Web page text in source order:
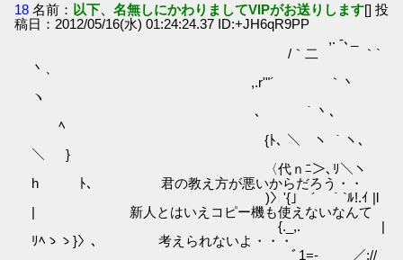
18 名前： 以下、名無しにかわりましてVIPがお送りします[] 投
稿日：2012/05/16(水) 01:24:24.37 ID:+JH6qR9PP
,. -､_
/｀二 ｀`
丶、
,.r'"´ ｀丶
ヽ
､ ｀丶､
ﾍ
{ﾄ､ ＼ ヽ ｀ヽ、
＼ }
〈代ｎﾆ＞､ﾘ＼ヽ
hゝ ﾄ､ 君の教え方が悪いからだろう・・
)〉'{｣￣´ ｀`ﾙ!.ｲ |l
| ゝ 新人とはいえコピー機も使えないなんて
{._,. |
ﾘﾍゝゝ}〉、 考えられないよ・・・
ﾞ1=‐ ／://